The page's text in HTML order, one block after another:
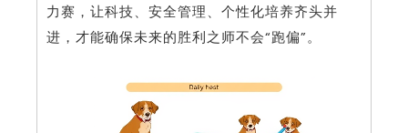
力赛，让科技、安全管理、个性化培养齐头并
进，才能确保未来的胜利之师不会“跑偏”。